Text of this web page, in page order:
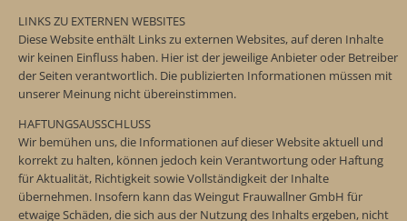
LINKS ZU EXTERNEN WEBSITES
Diese Website enthält Links zu externen Websites, auf deren Inhalte
wir keinen Einfluss haben. Hier ist der jeweilige Anbieter oder Betreiber
der Seiten verantwortlich. Die publizierten Informationen müssen mit
unserer Meinung nicht übereinstimmen.
HAFTUNGSAUSSCHLUSS
Wir bemühen uns, die Informationen auf dieser Website aktuell und
korrekt zu halten, können jedoch kein Verantwortung oder Haftung
für Aktualität, Richtigkeit sowie Vollständigkeit der Inhalte
übernehmen. Insofern kann das Weingut Frauwallner GmbH für
etwaige Schäden, die sich aus der Nutzung des Inhalts ergeben, nicht